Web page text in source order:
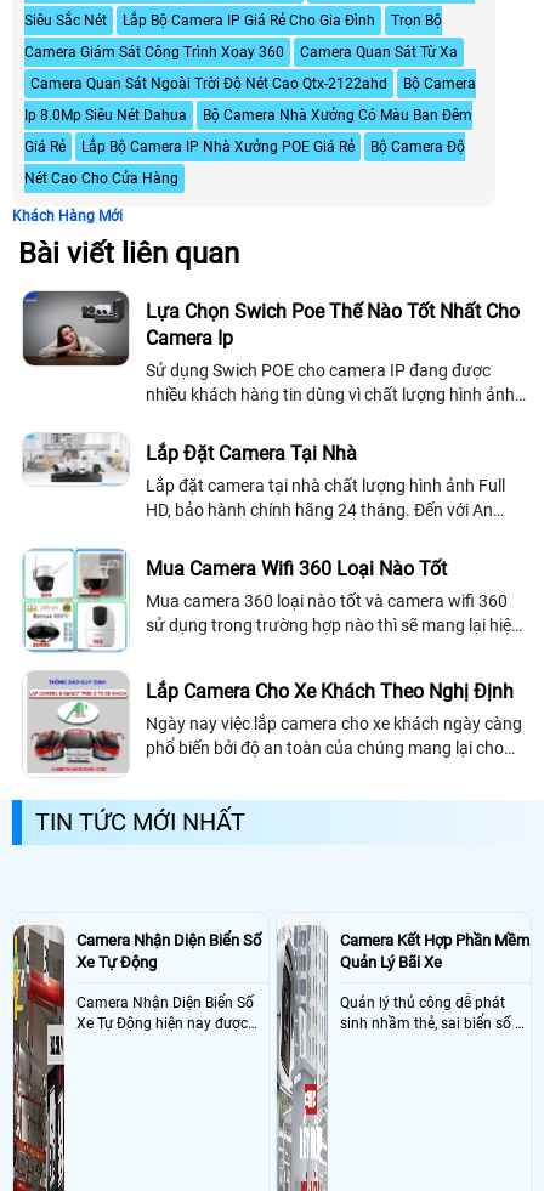
Siêu Sắc Nét
Lắp Bộ Camera IP Giá Rẻ Cho Gia Đình
Trọn Bộ
Camera Giám Sát Công Trình Xoay 360
Camera Quan Sát Từ Xa
Camera Quan Sát Ngoài Trời Độ Nét Cao Qtx-2122ahd
Bộ Camera
Ip 8.0Mp Siêu Nét Dahua
Bộ Camera Nhà Xưởng Có Màu Ban Đêm
Giá Rẻ
Lắp Bộ Camera IP Nhà Xưởng POE Giá Rẻ
Bộ Camera Độ
Nét Cao Cho Cửa Hàng
Khách Hàng Mới
Bài viết liên quan
Lựa Chọn Swich Poe Thế Nào Tốt Nhất Cho
Camera Ip
Sử dụng Swich POE cho camera IP đang được
nhiều khách hàng tin dùng vì chất lượng hình ảnh
trong thời gian thực và ghi lại cảnh vào...
Lắp Đặt Camera Tại Nhà
Lắp đặt camera tại nhà chất lượng hình ảnh Full
HD, bảo hành chính hãng 24 tháng. Đến với An
cấp thiết bị camera tại nhà và giải pháp an ninh
Mua Camera Wifi 360 Loại Nào Tốt
Mua camera 360 loại nào tốt và camera wifi 360
sử dụng trong trường hợp nào thì sẽ mang lại hiệu
Lắp Camera Cho Xe Khách Theo Nghị Định
Ngày nay việc lắp camera cho xe khách ngày càng
phổ biến bởi độ an toàn của chúng mang lại cho
hành khách trên xe có thể tin tưởng...
TIN TỨC MỚI NHẤT
Camera Nhận Diện Biển Số
Xe Tự Động
Camera Nhận Diện Biển Số
Xe Tự Động hiện nay được
Camera Kết Hợp Phần Mềm
Quản Lý Bãi Xe
Quản lý thủ công dễ phát
sinh nhầm thẻ, sai biển số và